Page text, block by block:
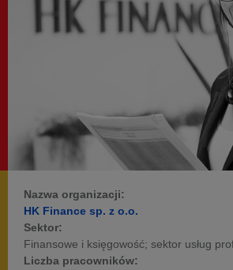
Nazwa organizacji:
HK Finance sp. z o.o.
Sektor:
Finansowe i księgowość; sektor usług
Liczba pracowników: